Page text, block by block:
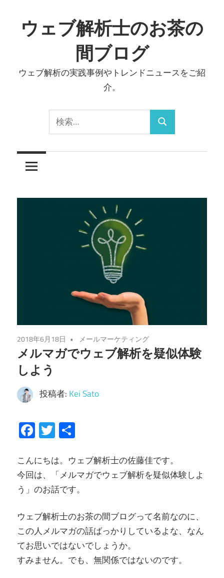
ン
へ
ウェブ解析士のお茶の
間ブログ
ウェブ解析の実践事例やトレンドニュースをご紹
介。
索:
検
2018年6月18日 メールマーケティング
メルマガでウェブ解析を疑似体験
しよう
投稿者: Kei Sato
Facebook
Twitter
こんにちは。ウェブ解析士の佐藤佳です。
今回は、「メルマガでウェブ解析を疑似体験しよ
う」のお話です。
ウェブ解析士のお茶の間ブログって名前なのに、
この人メルマガの話ばっかりしているよな、なん
てお思いではないでしょうか。
すみません。でも、無関係ではないのです。